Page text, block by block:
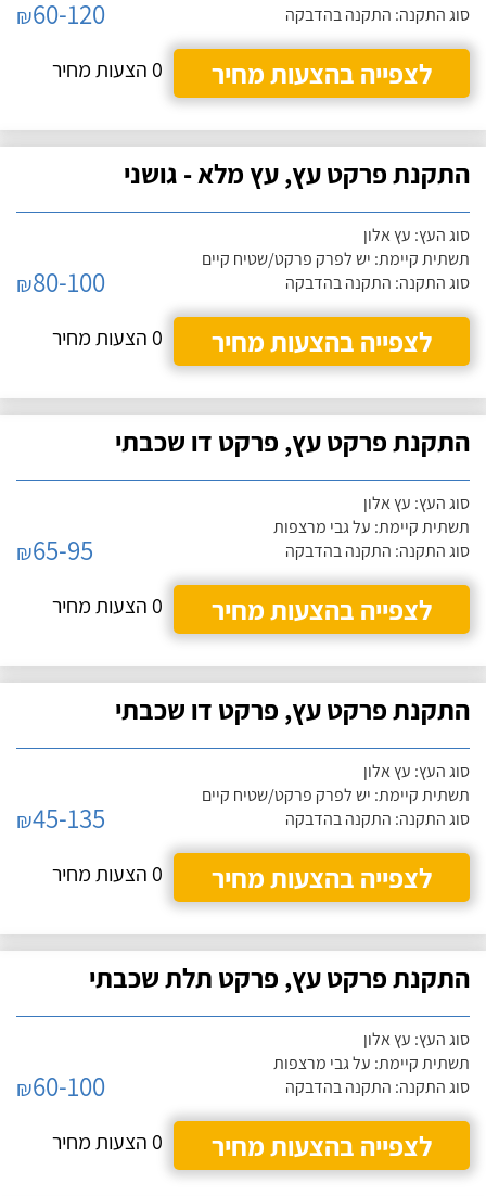
סוג התקנה: התקנה בהדבקה
₪60-120
לצפייה בהצעות מחיר
0 הצעות מחיר
התקנת פרקט עץ, עץ מלא - גושני
סוג העץ: עץ אלון
תשתית קיימת: יש לפרק פרקט/שטיח קיים
סוג התקנה: התקנה בהדבקה
₪80-100
לצפייה בהצעות מחיר
0 הצעות מחיר
התקנת פרקט עץ, פרקט דו שכבתי
סוג העץ: עץ אלון
תשתית קיימת: על גבי מרצפות
סוג התקנה: התקנה בהדבקה
₪65-95
לצפייה בהצעות מחיר
0 הצעות מחיר
התקנת פרקט עץ, פרקט דו שכבתי
סוג העץ: עץ אלון
תשתית קיימת: יש לפרק פרקט/שטיח קיים
סוג התקנה: התקנה בהדבקה
₪45-135
לצפייה בהצעות מחיר
0 הצעות מחיר
התקנת פרקט עץ, פרקט תלת שכבתי
סוג העץ: עץ אלון
תשתית קיימת: על גבי מרצפות
סוג התקנה: התקנה בהדבקה
₪60-100
לצפייה בהצעות מחיר
0 הצעות מחיר